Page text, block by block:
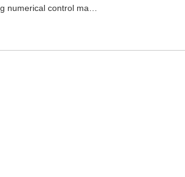
Wala itong numerical control machine tool machining error. Ito ay susuriin para sa mga parameter nang maraming beses upang maalis ang anumang pagkakataon ng pagkakamali sa paggawa.